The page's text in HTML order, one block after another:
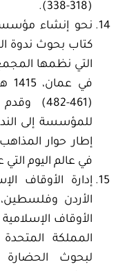
(318-338).
نحو إنشاء مؤسسة
كتاب بحوث ندوة
التي نظمها
(461-
للمؤسسة إلى
إطار حوار
في عالم اليوم التي
إدارة الأوقاف
الأردن
الأوقاف
المملكة
لبحوث